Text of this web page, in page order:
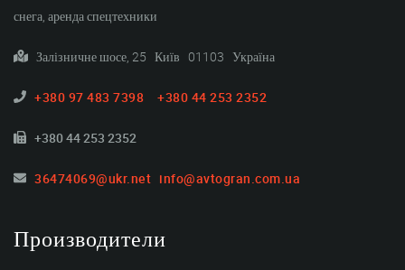
снега, аренда спецтехники
Залізничне шосе, 25 Київ 01103 Україна
+380 97 483 7398 +380 44 253 2352
+380 44 253 2352
36474069@ukr.net info@avtogran.com.ua
Производители